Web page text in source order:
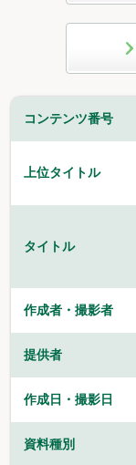
コンテンツ番号
上位タイトル
タイトル
作成者・撮影者
提供者
作成日・撮影日
資料種別